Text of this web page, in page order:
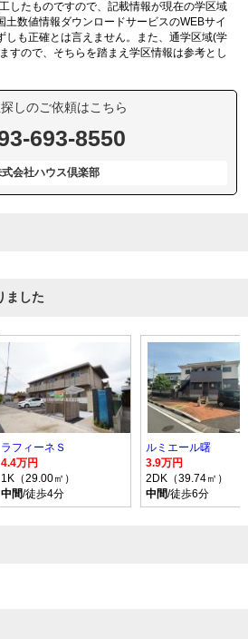
したものですので、記載情報が現在の学区域
土数値情報ダウンロードサービスのWEBサイ
しも正確とは言えません。また、通学区域(学
すので、そちらを踏まえ学区情報は参考とし
しのご依頼はこちら
693-8550
会社ハウス倶楽部
ました
ラフィーネＳ
4.4万円
1K（29.00㎡）
中間/徒歩4分
ルミエール曙
3.9万円
2DK（39.74㎡）
中間/徒歩6分